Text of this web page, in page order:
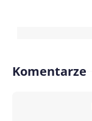
Komentarze